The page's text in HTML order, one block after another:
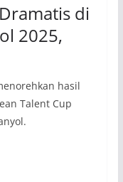
di
2025,
hasil
Talent Cup